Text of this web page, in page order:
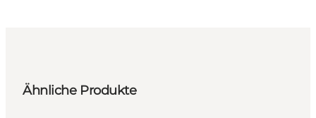
Ähnliche Produkte